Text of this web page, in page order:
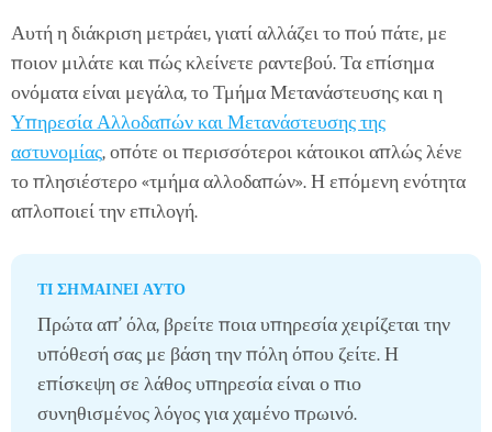
Αυτή η διάκριση μετράει, γιατί αλλάζει το πού πάτε, με
ποιον μιλάτε και πώς κλείνετε ραντεβού. Τα επίσημα
ονόματα είναι μεγάλα, το Τμήμα Μετανάστευσης και η
Υπηρεσία Αλλοδαπών και Μετανάστευσης της
αστυνομίας, οπότε οι περισσότεροι κάτοικοι απλώς λένε
το πλησιέστερο «τμήμα αλλοδαπών». Η επόμενη ενότητα
απλοποιεί την επιλογή.
ΤΙ ΣΗΜΑΊΝΕΙ ΑΥΤΌ
Πρώτα απ' όλα, βρείτε ποια υπηρεσία χειρίζεται την
υπόθεσή σας με βάση την πόλη όπου ζείτε. Η
επίσκεψη σε λάθος υπηρεσία είναι ο πιο
συνηθισμένος λόγος για χαμένο πρωινό.